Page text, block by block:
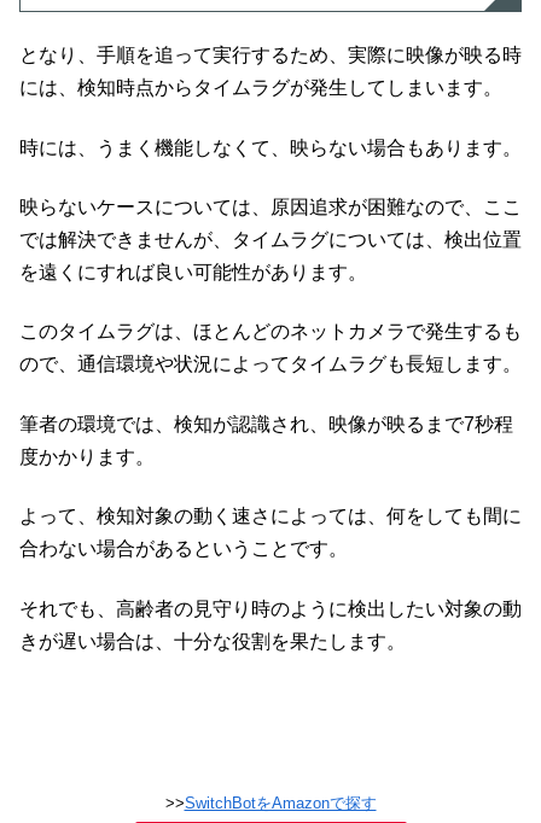
となり、手順を追って実行するため、実際に映像が映る時
には、検知時点からタイムラグが発生してしまいます。
時には、うまく機能しなくて、映らない場合もあります。
映らないケースについては、原因追求が困難なので、ここ
では解決できませんが、タイムラグについては、検出位置
を遠くにすれば良い可能性があります。
このタイムラグは、ほとんどのネットカメラで発生するも
ので、通信環境や状況によってタイムラグも長短します。
筆者の環境では、検知が認識され、映像が映るまで7秒程
度かかります。
よって、検知対象の動く速さによっては、何をしても間に
合わない場合があるということです。
それでも、高齢者の見守り時のように検出したい対象の動
きが遅い場合は、十分な役割を果たします。
>>SwitchBotをAmazonで探す